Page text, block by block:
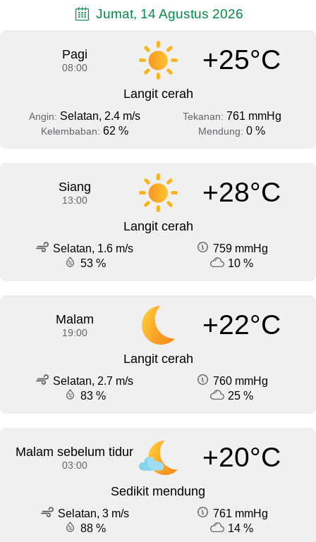
Jumat, 14 Agustus 2026
Pagi
08:00 +25°C
Langit cerah
Angin: Selatan, 2.4 m/s Tekanan: 761 mmHg
Kelembaban: 62 % Mendung: 0 %
Siang
13:00 +28°C
Langit cerah
Selatan, 1.6 m/s
759 mmHg
53 %
10 %
Malam
19:00 +22°C
Langit cerah
Selatan, 2.7 m/s
760 mmHg
83 %
25 %
Malam sebelum tidur
03:00 +20°C
Sedikit mendung
Selatan, 3 m/s
761 mmHg
88 %
14 %